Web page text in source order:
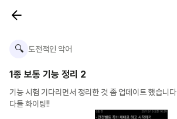
🔍 도전적인 악어
1종 보통 기능 정리 2
기능 시험 기다리면서 정리한 것 좀 업데이트 했습니다
다들 화이팅!!